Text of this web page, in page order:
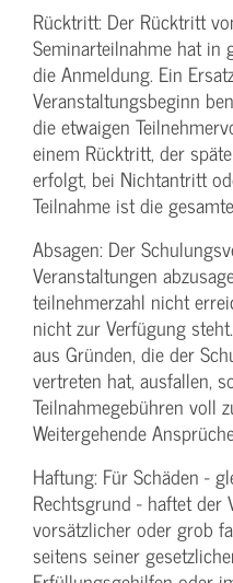
Rücktritt: Der Rücktritt
Seminarteilnahme hat in
die Anmeldung. Ein
Veranstaltungs­beginn
die etwaigen
einem Rücktritt, der
erfolgt, bei Nichtantritt
Teilnahme ist die
Absagen: Der
Veranstaltungen
teilnehmerzahl nicht
nicht zur Verfügung
aus Gründen, die der
vertreten hat, ausfallen,
Teilnahme­gebühren voll
Weitergehende
Haftung: Für Schäden -
Rechtsgrund - haftet der
vorsätzlicher oder grob
seitens seiner